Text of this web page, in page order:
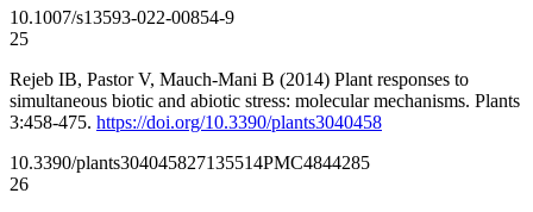
10.1007/s13593-022-00854-9
25
Rejeb IB, Pastor V, Mauch-Mani B (2014) Plant responses to
simultaneous biotic and abiotic stress: molecular mechanisms. Plants
3:458-475. https://doi.org/10.3390/plants3040458
10.3390/plants304045827135514PMC4844285
26